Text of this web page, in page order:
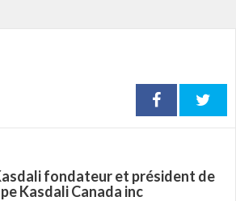
fondateur et président de
Kasdali Canada inc